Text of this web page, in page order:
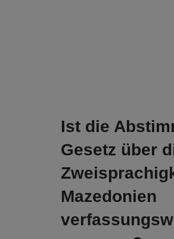
Ist die
Gesetz über
Mazedonien